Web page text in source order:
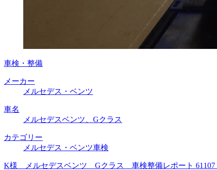
車検・整備
メーカー
メルセデス・ベンツ
車名
メルセデスベンツ、Gクラス
カテゴリー
メルセデス・ベンツ車検
K様 メルセデスベンツ Gクラス 車検整備レポート 61107